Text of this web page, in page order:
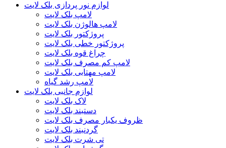
لوازم نور پردازی بلک لایت
لامپ بلک لایت
لامپ هالوژن بلک لایت
پروژکتور بلک لایت
پروژکتور خطی بلک لایت
چراغ قوه بلک لایت
لامپ کم مصرف بلک لایت
لامپ مهتابی بلک لایت
لامپ رشد گیاه
لوازم جانبی بلک لایت
لاک بلک لایت
دستبند بلک لایت
ظروف یکبار مصرف بلک لایت
گردنبند بلک لایت
تی شرت بلک لایت